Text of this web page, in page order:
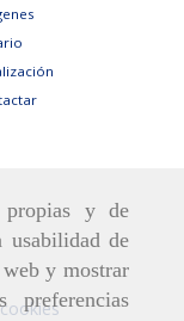
y de
usabilidad de
y mostrar
preferencias